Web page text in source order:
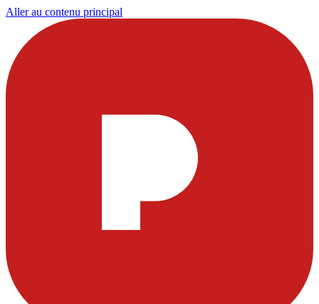
Aller au contenu principal